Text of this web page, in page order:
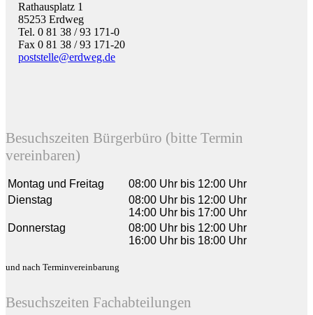
Rathausplatz 1
85253 Erdweg
Tel. 0 81 38 / 93 171-0
Fax 0 81 38 / 93 171-20
poststelle@erdweg.de
Besuchszeiten Bürgerbüro (bitte Termin
vereinbaren)
Montag und Freitag
08:00 Uhr bis 12:00 Uhr
Dienstag
08:00 Uhr bis 12:00 Uhr
14:00 Uhr bis 17:00 Uhr
Donnerstag
08:00 Uhr bis 12:00 Uhr
16:00 Uhr bis 18:00 Uhr
und nach Terminvereinbarung
Besuchszeiten Fachabteilungen